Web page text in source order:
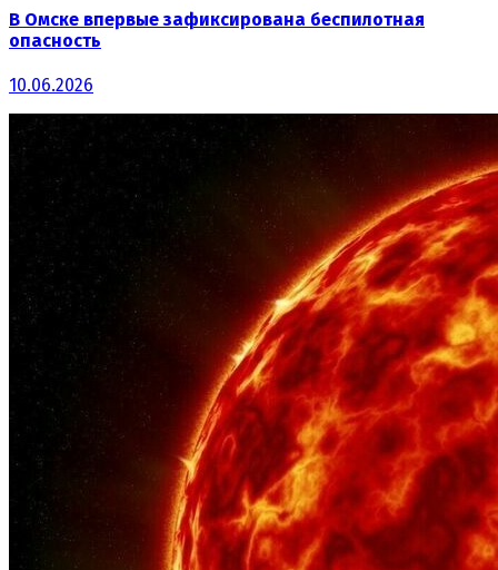
В Омске впервые зафиксирована беспилотная
опасность
10.06.2026